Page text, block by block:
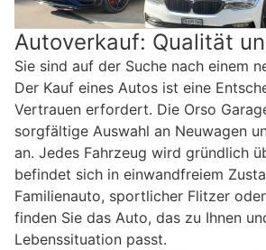
Autoverkauf: Qualität
Sie sind auf der Suche nach einem
Der Kauf eines Autos ist eine
Vertrauen erfordert. Die Orso
sorgfältige Auswahl an Neuwagen
an. Jedes Fahrzeug wird gründlich
befindet sich in einwandfreiem
Familienauto, sportlicher Flitzer
finden Sie das Auto, das zu Ihnen
Lebenssituation passt.